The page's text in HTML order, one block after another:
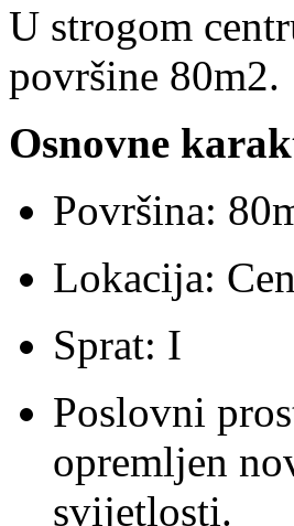
U strogom
površine 80m2.
Osnovne
Površina:
Lokacija:
Sprat: I
Poslovni
opremljen
svijetlosti.